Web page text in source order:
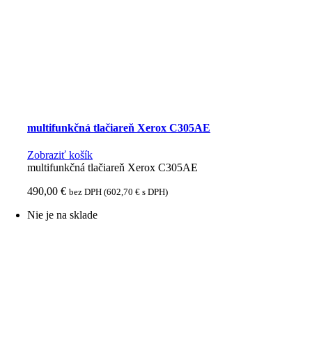
multifunkčná tlačiareň Xerox C305AE
Zobraziť košík
multifunkčná tlačiareň Xerox C305AE
490,00€ bez DPH (602,70€ s DPH)
Nie je na sklade